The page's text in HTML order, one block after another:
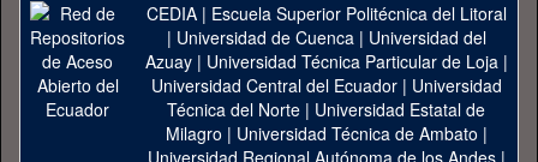
CEDIA| Escuela Superior Politécnica del Litoral
| Universidad de Cuenca| Universidad del
Azuay| Universidad Técnica Particular de Loja|
Universidad Central del Ecuador| Universidad
Técnica del Norte | Universidad Estatal de
Milagro | Universidad Técnica de Ambato |
Universidad Regional Autónoma de los Andes|